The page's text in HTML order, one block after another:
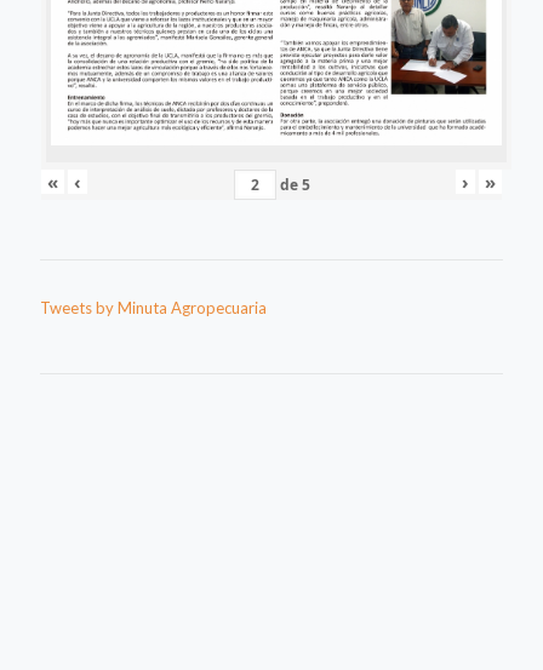
« ‹ de5 › »
Tweets by Minuta Agropecuaria